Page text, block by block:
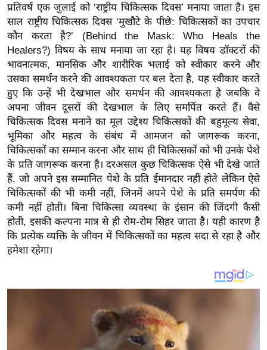
शे
ष
ज्ञ
रा
य
ब
ज
ट
खे
ल
क्रि
के
ट
I
P
L
प्रतिवर्ष एक जुलाई को ‘राष्ट्रीय चिकित्सक दिवस’ मनाया जाता है। इस
साल राष्ट्रीय चिकित्सक दिवस ‘मुखौटे के पीछे: चिकित्सकों का उपचार
कौन करता है?’ (Behind the Mask: Who Heals the
Healers?) विषय के साथ मनाया जा रहा है। यह विषय डॉक्टरों की
भावनात्मक, मानसिक और शारीरिक भलाई को स्वीकार करने और
उसका समर्थन करने की आवश्यकता पर बल देता है, यह स्वीकार करते
हुए कि उन्हें भी देखभाल और समर्थन की आवश्यकता है जबकि वे
अपना जीवन दूसरों की देखभाल के लिए समर्पित करते हैं। वैसे
चिकित्सक दिवस मनाने का मूल उद्देश्य चिकित्सकों की बहुमूल्य सेवा,
भूमिका और महत्व के संबंध में आमजन को जागरूक करना,
चिकित्सकों का सम्मान करना और साथ ही चिकित्सकों को भी उनके पेशे
के प्रति जागरूक करना है। दरअसल कुछ चिकित्सक ऐसे भी देखे जाते
हैं, जो अपने इस सम्मानित पेशे के प्रति ईमानदार नहीं होते लेकिन ऐसे
चिकित्सकों की भी कमी नहीं, जिनमें अपने पेशे के प्रति समर्पण की
कमी नहीं होती। बिना चिकित्सा व्यवस्था के इंसान की जिंदगी कैसी
होती, इसकी कल्पना मात्र से ही रोम-रोम सिहर जाता है। यही कारण है
कि प्रत्येक व्यक्ति के जीवन में चिकित्सकों का महत्व सदा से रहा है और
हमेशा रहेगा।